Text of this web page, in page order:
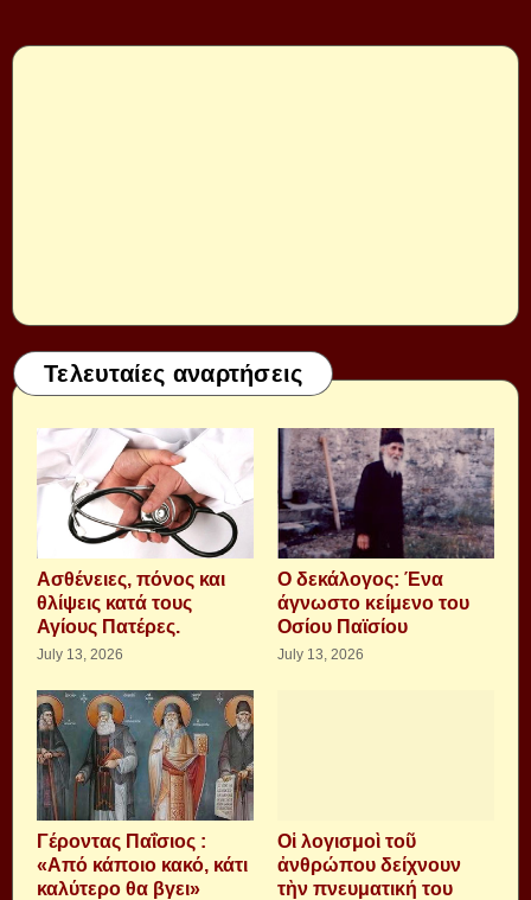
Τελευταίες αναρτήσεις
Aσθένειες, πόνος και
θλίψεις κατά τους
Αγίους Πατέρες.
July 13, 2026
Ο δεκάλογος: Ένα
άγνωστο κείμενο του
Οσίου Παϊσίου
July 13, 2026
Γέροντας Παΐσιος :
«Από κάποιο κακό, κάτι
καλύτερο θα βγει»
Οἱ λογισμοὶ τοῦ
ἀνθρώπου δείχνουν
τὴν πνευματική του